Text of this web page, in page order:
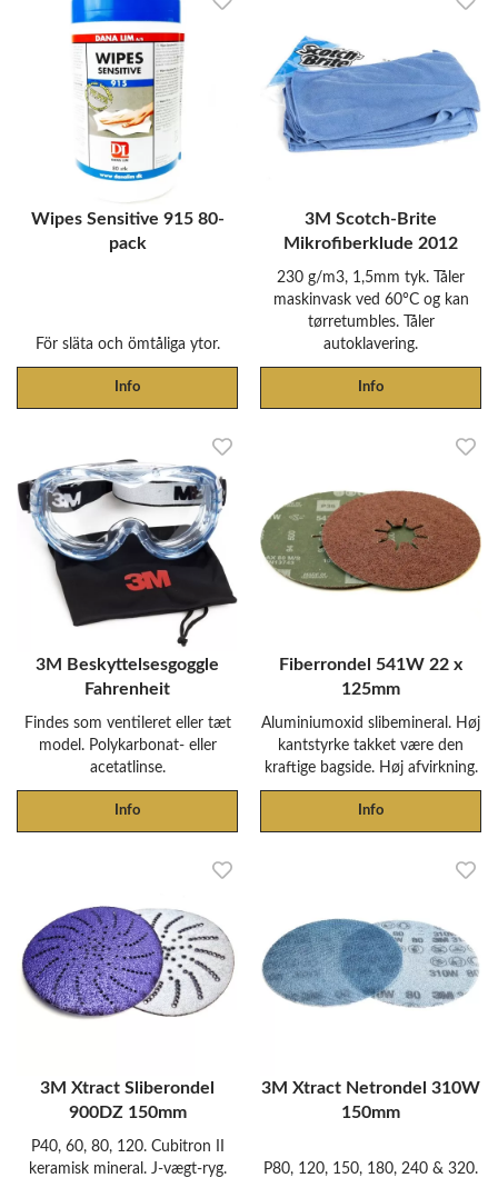
Wipes Sensitive 915 80-
pack
För släta och ömtåliga ytor.
Info
3M Scotch-Brite
Mikrofiberklude 2012
230 g/m3, 1,5mm tyk. Tåler
maskinvask ved 60°C og kan
tørretumbles. Tåler
autoklavering.
Info
3M Beskyttelsesgoggle
Fahrenheit
Findes som ventileret eller tæt
model. Polykarbonat- eller
acetatlinse.
Info
Fiberrondel 541W 22 x
125mm
Aluminiumoxid slibemineral. Høj
kantstyrke takket være den
kraftige bagside. Høj afvirkning.
Info
3M Xtract Sliberondel
900DZ 150mm
P40, 60, 80, 120. Cubitron II
keramisk mineral. J-vægt-ryg.
3M Xtract Netrondel 310W
150mm
P80, 120, 150, 180, 240 & 320.